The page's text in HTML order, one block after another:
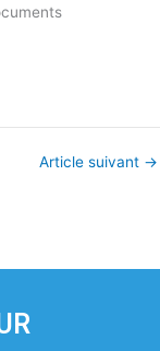
Article suivant →